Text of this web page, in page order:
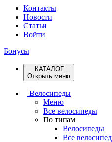
Контакты
Новости
Статьи
Войти
Бонусы
КАТАЛОГ
Открыть меню
Велосипеды
Меню
Все велосипеды
По типам
Велосипеды
Все